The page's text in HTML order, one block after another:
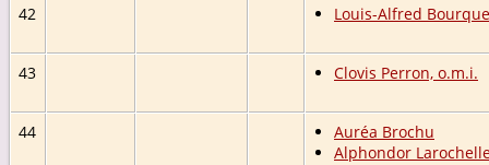
42 Louis-Alfred
43 Clovis Perron, o.m.i.
44
Auréa Brochu
Alphondor